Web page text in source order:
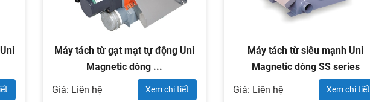
Máy tách từ gạt mạt tự động Uni
Magnetic dòng ...
Giá: Liên hệ
Xem chi tiết
Máy tách từ siêu mạnh Uni
Magnetic dòng SS series
Giá: Liên hệ
Xem chi tiết